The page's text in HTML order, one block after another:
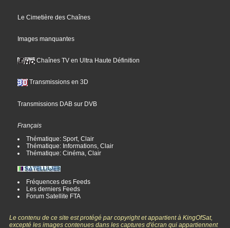
Le Cimetière des Chaînes
Images manquantes
Chaînes TV en Ultra Haute Définition
Transmissions en 3D
Transmissions DAB sur DVB
Français
Thématique: Sport, Clair
Thématique: Informations, Clair
Thématique: Cinéma, Clair
Fréquences des Feeds
Les derniers Feeds
Forum Satellite FTA
Le contenu de ce site est protégé par copyright et appartient à KingOfSat,
excepté les images contenues dans les captures d'écran qui appartiennent